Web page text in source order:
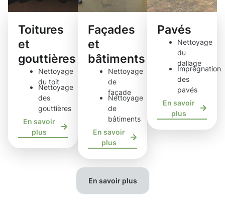
Toitures
et
gouttières
Nettoyage
du toit
Nettoyage
des
gouttières
En savoir
plus
Façades
et
bâtiments
Nettoyage
de
façade
Nettoyage
de
bâtiments
En savoir
plus
Pavés
Nettoyage
du
dallage
Imprégnation
des
pavés
En savoir
plus
En savoir plus